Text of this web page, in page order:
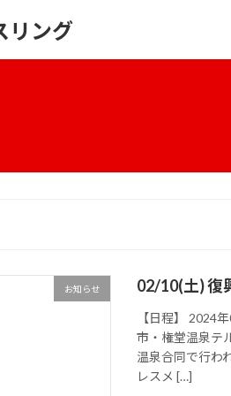
リング
お知らせ 02/10(土) 復
【日程】 2024
市・権堂温泉テ
温泉合同で行わ
レスメ […]